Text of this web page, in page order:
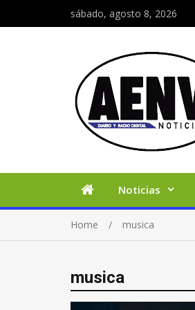
sábado, agosto 8, 2026
Noticias
Home musica
musica